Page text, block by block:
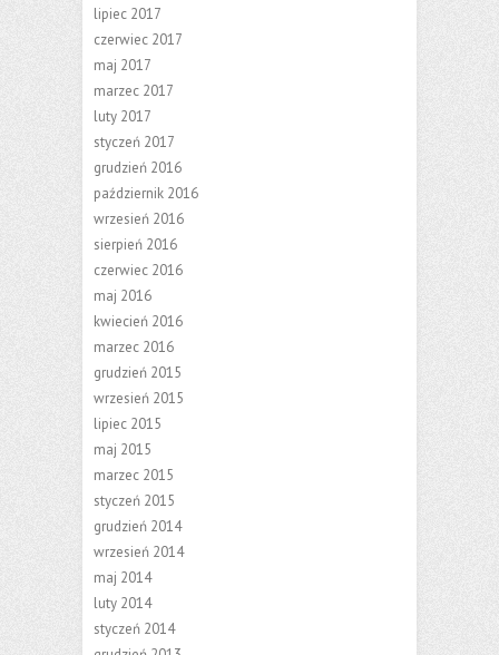
lipiec 2017
czerwiec 2017
maj 2017
marzec 2017
luty 2017
styczeń 2017
grudzień 2016
październik 2016
wrzesień 2016
sierpień 2016
czerwiec 2016
maj 2016
kwiecień 2016
marzec 2016
grudzień 2015
wrzesień 2015
lipiec 2015
maj 2015
marzec 2015
styczeń 2015
grudzień 2014
wrzesień 2014
maj 2014
luty 2014
styczeń 2014